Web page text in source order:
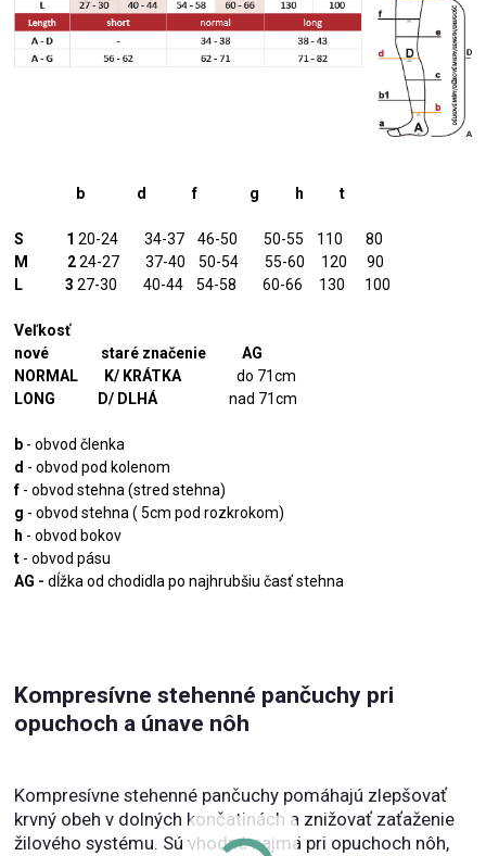
b d f g h t
S 1 20-24 34-37 46-50 50-55 110 80
M 224-27 37-40 50-54 55-60 120 90
L 3 27-30 40-44 54-58 60-66 130 100
Veľkosť
nové staré značenie AG
NORMAL K/ KRÁTKAdo 71cm
LONG D/ DLHÁnad 71cm
b - obvod členka
d - obvod pod kolenom
f - obvod stehna (stred stehna)
g - obvod stehna ( 5cm pod rozkrokom)
h - obvod bokov
t - obvod pásu
AG -dĺžka od chodidla po najhrubšiu časť stehna
Kompresívne stehenné pančuchy pri
opuchoch a únave nôh
Kompresívne stehenné pančuchy pomáhajú zlepšovať
krvný obeh v dolných končatinách a znižovať zaťaženie
žilového systému. Sú vhodné najmä pri opuchoch nôh,